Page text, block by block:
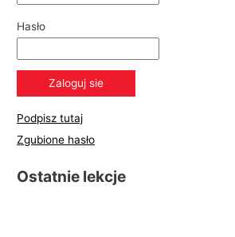
Hasło
Podpisz tutaj
Zgubione hasło
Ostatnie lekcje